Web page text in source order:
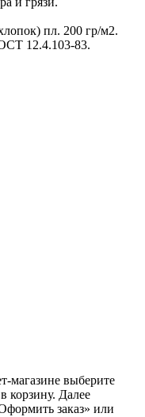
пл. 200 гр/м2.
12.4.103-83.
магазине выберите
корзину. Далее
заказ» или